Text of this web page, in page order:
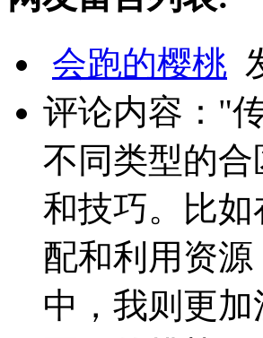
会跑的樱桃
评论内容："
不同类型的
和技巧。比
配和利用资
中，我则更